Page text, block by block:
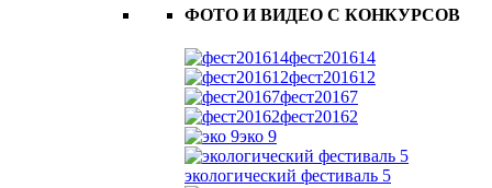
ФОТО И ВИДЕО С КОНКУРСОВ
фест201614
фест201612
фест20167
фест20162
эко 9
экологический фестиваль 5